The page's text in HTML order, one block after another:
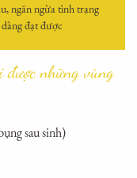
ngăn ngừa tình trạng
đạt được
được những vùng
sau sinh)